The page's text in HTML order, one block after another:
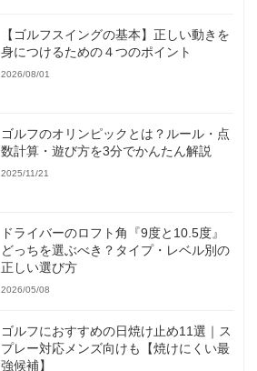
【ゴルフスイングの基本】正しい動きを
身につけるための４つのポイント
2026/08/01
ゴルフのオリンピックとは？ルール・点
数計算・遊び方を3分でかんたん解説
2025/11/21
ドライバーのロフト角『9度と10.5度』
どっちを選ぶべき？タイプ・レベル別の
正しい選び方
2026/05/08
ゴルフにおすすめの日焼け止め11選｜ス
プレー対応メンズ向けも【焼けにくい最
強候補】